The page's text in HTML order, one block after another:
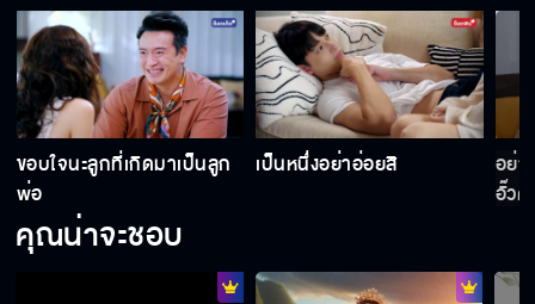
ลองคิดแบบคนสติดี ๆ แบบนี้มันไม่ปกติ
เป็นหมอลาป่วยได้มั้ย
หรอก
ขอบใจนะลูกที่เกิดมาเป็นลูก
พ่อ
เป็นหนึ่งอย่าอ่อยสิ
อย่
อั๊ว
คุณน่าจะชอบ